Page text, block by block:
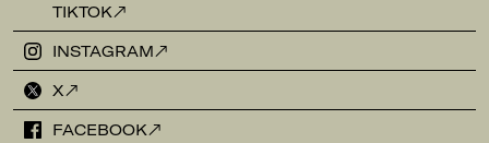
TIKTOK
INSTAGRAM
X
FACEBOOK